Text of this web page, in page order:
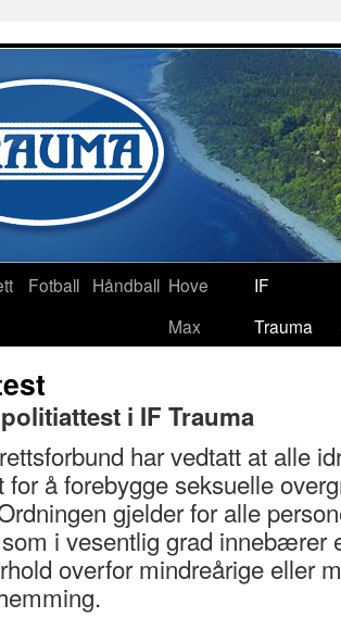
Fotball Håndball Hove
Max
IF
Trauma
i IF Trauma
har vedtatt at alle
for å forebygge seksuelle
gjelder for alle
i vesentlig grad innebærer
overfor mindreårige eller